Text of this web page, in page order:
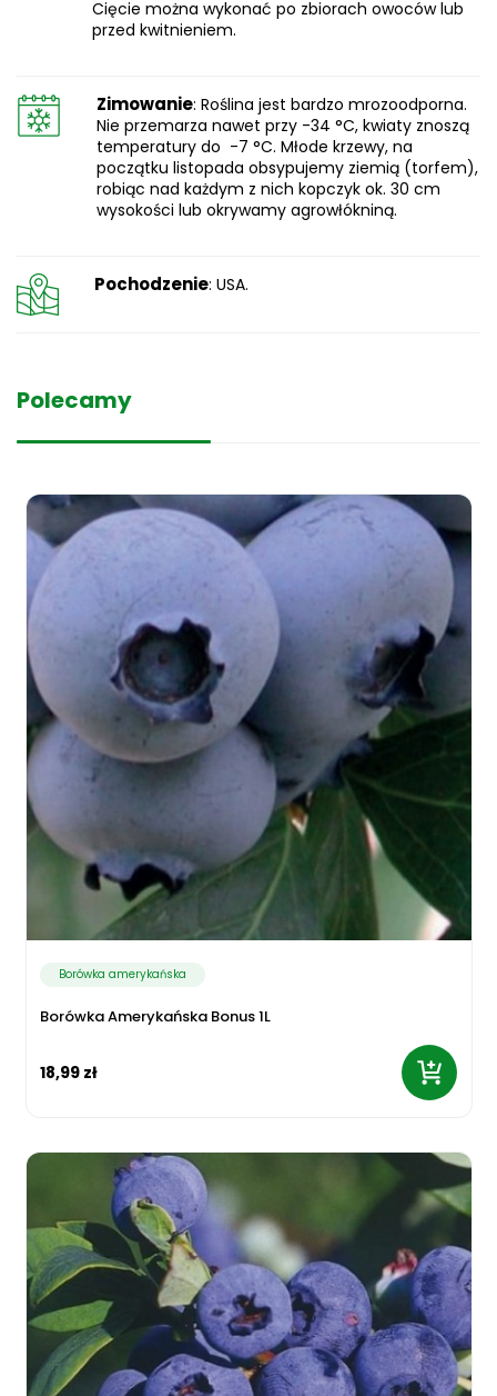
Cięcie można wykonać po zbiorach owoców lub
przed kwitnieniem.
Zimowanie: Roślina jest bardzo mrozoodporna.
Nie przemarza nawet przy -34 °C, kwiaty znoszą
temperatury do -7 °C. Młode krzewy, na
początku listopada obsypujemy ziemią (torfem),
robiąc nad każdym z nich kopczyk ok. 30 cm
wysokości lub okrywamy agrowłókniną.
Pochodzenie: USA.
Polecamy
Borówka amerykańska
Borówka Amerykańska Bonus 1L
18,99 zł